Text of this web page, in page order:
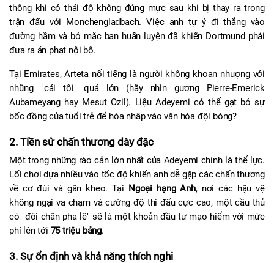
thông khi có thái độ không đúng mực sau khi bị thay ra trong
trận đấu với Monchengladbach. Việc anh tự ý đi thẳng vào
đường hầm và bỏ mặc ban huấn luyện đã khiến Dortmund phải
đưa ra án phạt nội bộ.
Tại Emirates, Arteta nổi tiếng là người không khoan nhượng với
những "cái tôi" quá lớn (hãy nhìn gương Pierre-Emerick
Aubameyang hay Mesut Ozil). Liệu Adeyemi có thể gạt bỏ sự
bốc đồng của tuổi trẻ để hòa nhập vào văn hóa đội bóng?
2. Tiền sử chấn thương dày đặc
Một trong những rào cản lớn nhất của Adeyemi chính là thể lực.
Lối chơi dựa nhiều vào tốc độ khiến anh dễ gặp các chấn thương
về cơ đùi và gân kheo. Tại Ngoại hạng Anh, nơi các hậu vệ
không ngại va chạm và cường độ thi đấu cực cao, một cầu thủ
có "đôi chân pha lê" sẽ là một khoản đầu tư mạo hiểm với mức
phí lên tới 75 triệu bảng.
3. Sự ổn định và khả năng thích nghi